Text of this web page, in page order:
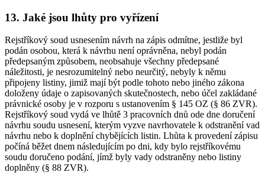
13. Jaké jsou lhůty pro vyřízení
Rejstříkový soud usnesením návrh na zápis odmítne, jestliže byl
podán osobou, která k návrhu není oprávněna, nebyl podán
předepsaným způsobem, neobsahuje všechny předepsané
náležitosti, je nesrozumitelný nebo neurčitý, nebyly k němu
připojeny listiny, jimiž mají být podle tohoto nebo jiného zákona
doloženy údaje o zapisovaných skutečnostech, nebo účel zakládané
právnické osoby je v rozporu s ustanovením § 145 OZ (§ 86 ZVR).
Rejstříkový soud vydá ve lhůtě 3 pracovních dnů ode dne doručení
návrhu soudu usnesení, kterým vyzve navrhovatele k odstranění vad
návrhu nebo k doplnění chybějících listin. Lhůta k provedení zápisu
počíná běžet dnem následujícím po dni, kdy bylo rejstříkovému
soudu doručeno podání, jímž byly vady odstraněny nebo listiny
doplněny (§ 88 ZVR).